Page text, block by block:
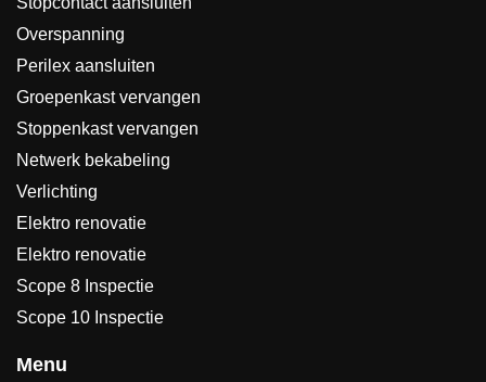
Overspanning
Perilex aansluiten
Groepenkast vervangen
Stoppenkast vervangen
Netwerk bekabeling
Verlichting
Elektro renovatie
Elektro renovatie
Scope 8 Inspectie
Scope 10 Inspectie
Menu